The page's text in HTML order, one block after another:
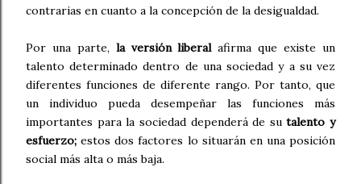
contrarias en cuanto a la concepción de la desigualdad.
Por una parte, la versión liberalafirma que existe un
talento determinado dentro de una sociedad y a su vez
diferentes funciones de diferente rango. Por tanto, que
un individuo pueda desempeñar las funciones más
importantes para la sociedad dependerá de sutalento y
esfuerzo; estos dos factores lo situarán en una posición
social más alta o más baja.